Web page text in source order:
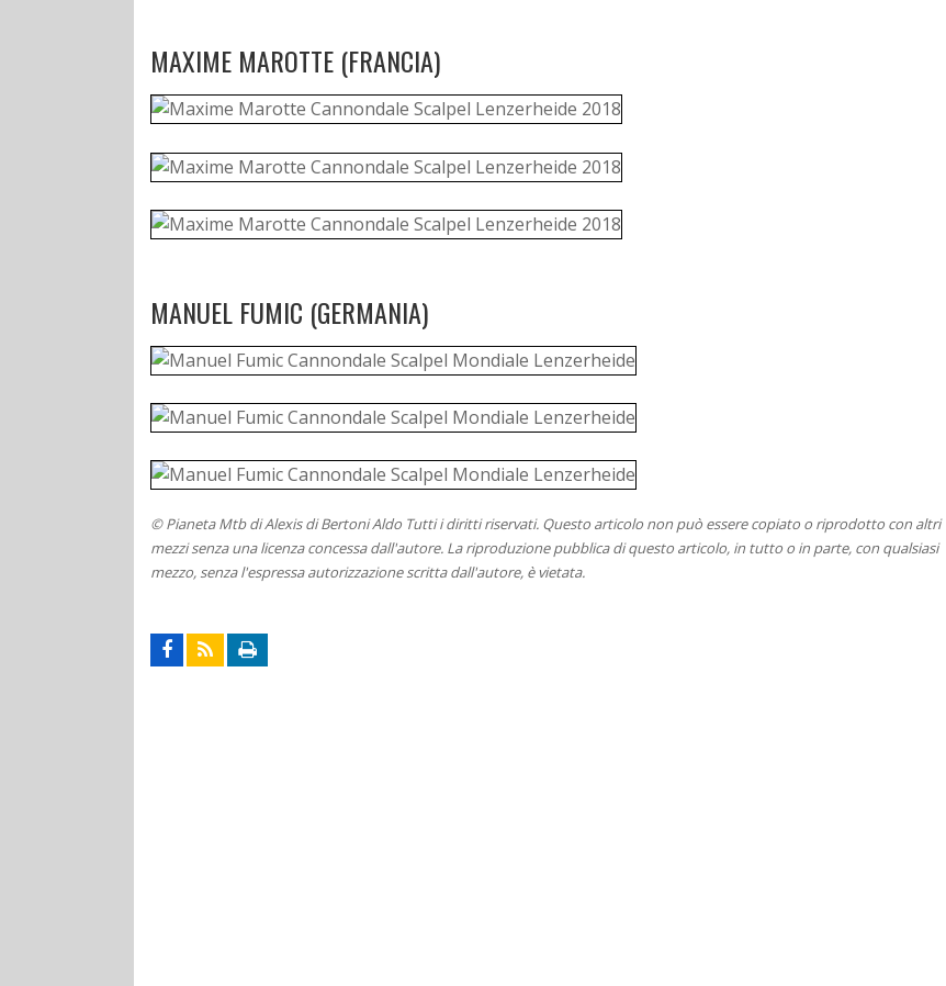
MAXIME MAROTTE (FRANCIA)
MANUEL FUMIC (GERMANIA)
© Pianeta Mtb di Alexis di Bertoni Aldo Tutti i diritti riservati. Questo articolo non può essere copiato o riprodotto con altri
mezzi senza una licenza concessa dall'autore. La riproduzione pubblica di questo articolo, in tutto o in parte, con qualsiasi
mezzo, senza l'espressa autorizzazione scritta dall'autore, è vietata.